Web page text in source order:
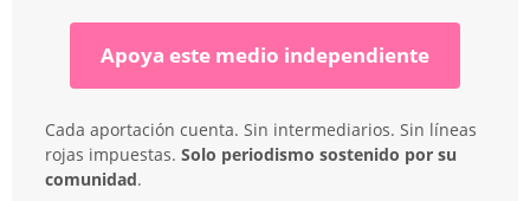
Apoya este medio independiente
Cada aportación cuenta. Sin intermediarios. Sin líneas
rojas impuestas. Solo periodismo sostenido por su
comunidad.